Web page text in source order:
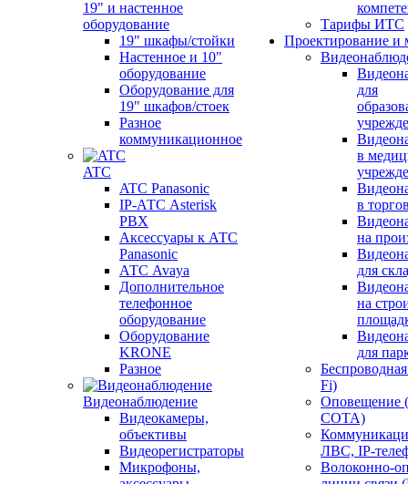
19" и настенное
оборудование
19" шкафы/стойки
Настенное и 10"
оборудование
Оборудование для
19" шкафов/стоек
Разное
коммуникационное
ATC
ATC Panasonic
IP-АТС Asterisk
PBX
Аксессуары к АТС
Panasonic
АТС Avaya
Дополнительное
телефонное
оборудование
Оборудование
KRONE
Разное
Видеонаблюдение
Видеокамеры,
объективы
Видеорегистраторы
Микрофоны,
Тарифы ИТС
Проектирование и
для
в
в
на
для
на
для
Fi)
СОТА)
ЛВС, IP-
Волоконно-